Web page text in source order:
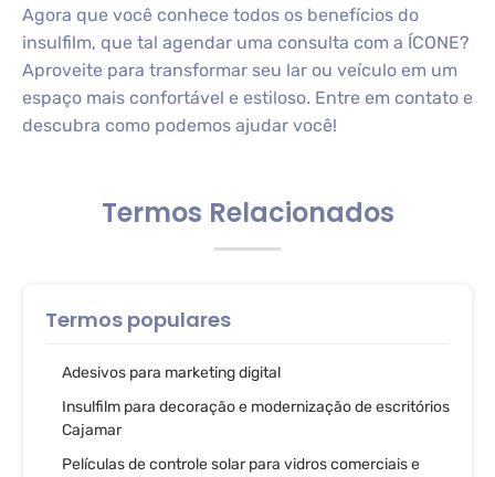
Agora que você conhece todos os benefícios do
insulfilm, que tal agendar uma consulta com a ÍCONE?
Aproveite para transformar seu lar ou veículo em um
espaço mais confortável e estiloso. Entre em contato e
descubra como podemos ajudar você!
Termos Relacionados
Termos populares
Adesivos para marketing digital
Insulfilm para decoração e modernização de escritórios
Cajamar
Películas de controle solar para vidros comerciais e